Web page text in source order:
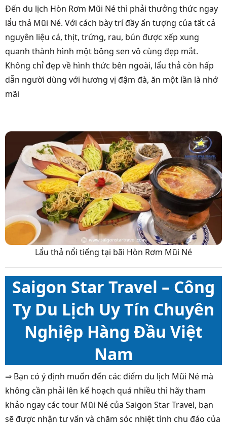
Đến du lịch Hòn Rơm Mũi Né thì phải thưởng thức ngay
lẩu thả Mũi Né. Với cách bày trí đầy ấn tượng của tất cả
nguyên liệu cá, thịt, trứng, rau, bún được xếp xung
quanh thành hình một bông sen vô cùng đẹp mắt.
Không chỉ đẹp về hình thức bên ngoài, lẩu thả còn hấp
dẫn người dùng với hương vị đậm đà, ăn một lần là nhớ
mãi
Lẩu thả nổi tiếng tại bãi Hòn Rơm Mũi Né
Saigon Star Travel – Công
Ty Du Lịch Uy Tín Chuyên
Nghiệp Hàng Đầu Việt
Nam
⇒ Bạn có ý định muốn đến các điểm du lịch Mũi Né mà
không cần phải lên kế hoạch quá nhiều thì hãy tham
khảo ngay các tour Mũi Né của Saigon Star Travel, bạn
sẽ được nhận tư vấn và chăm sóc nhiệt tình chu đáo của